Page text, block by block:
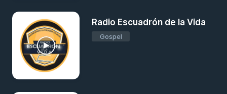
Radio Escuadrón de la Vida
Gospel